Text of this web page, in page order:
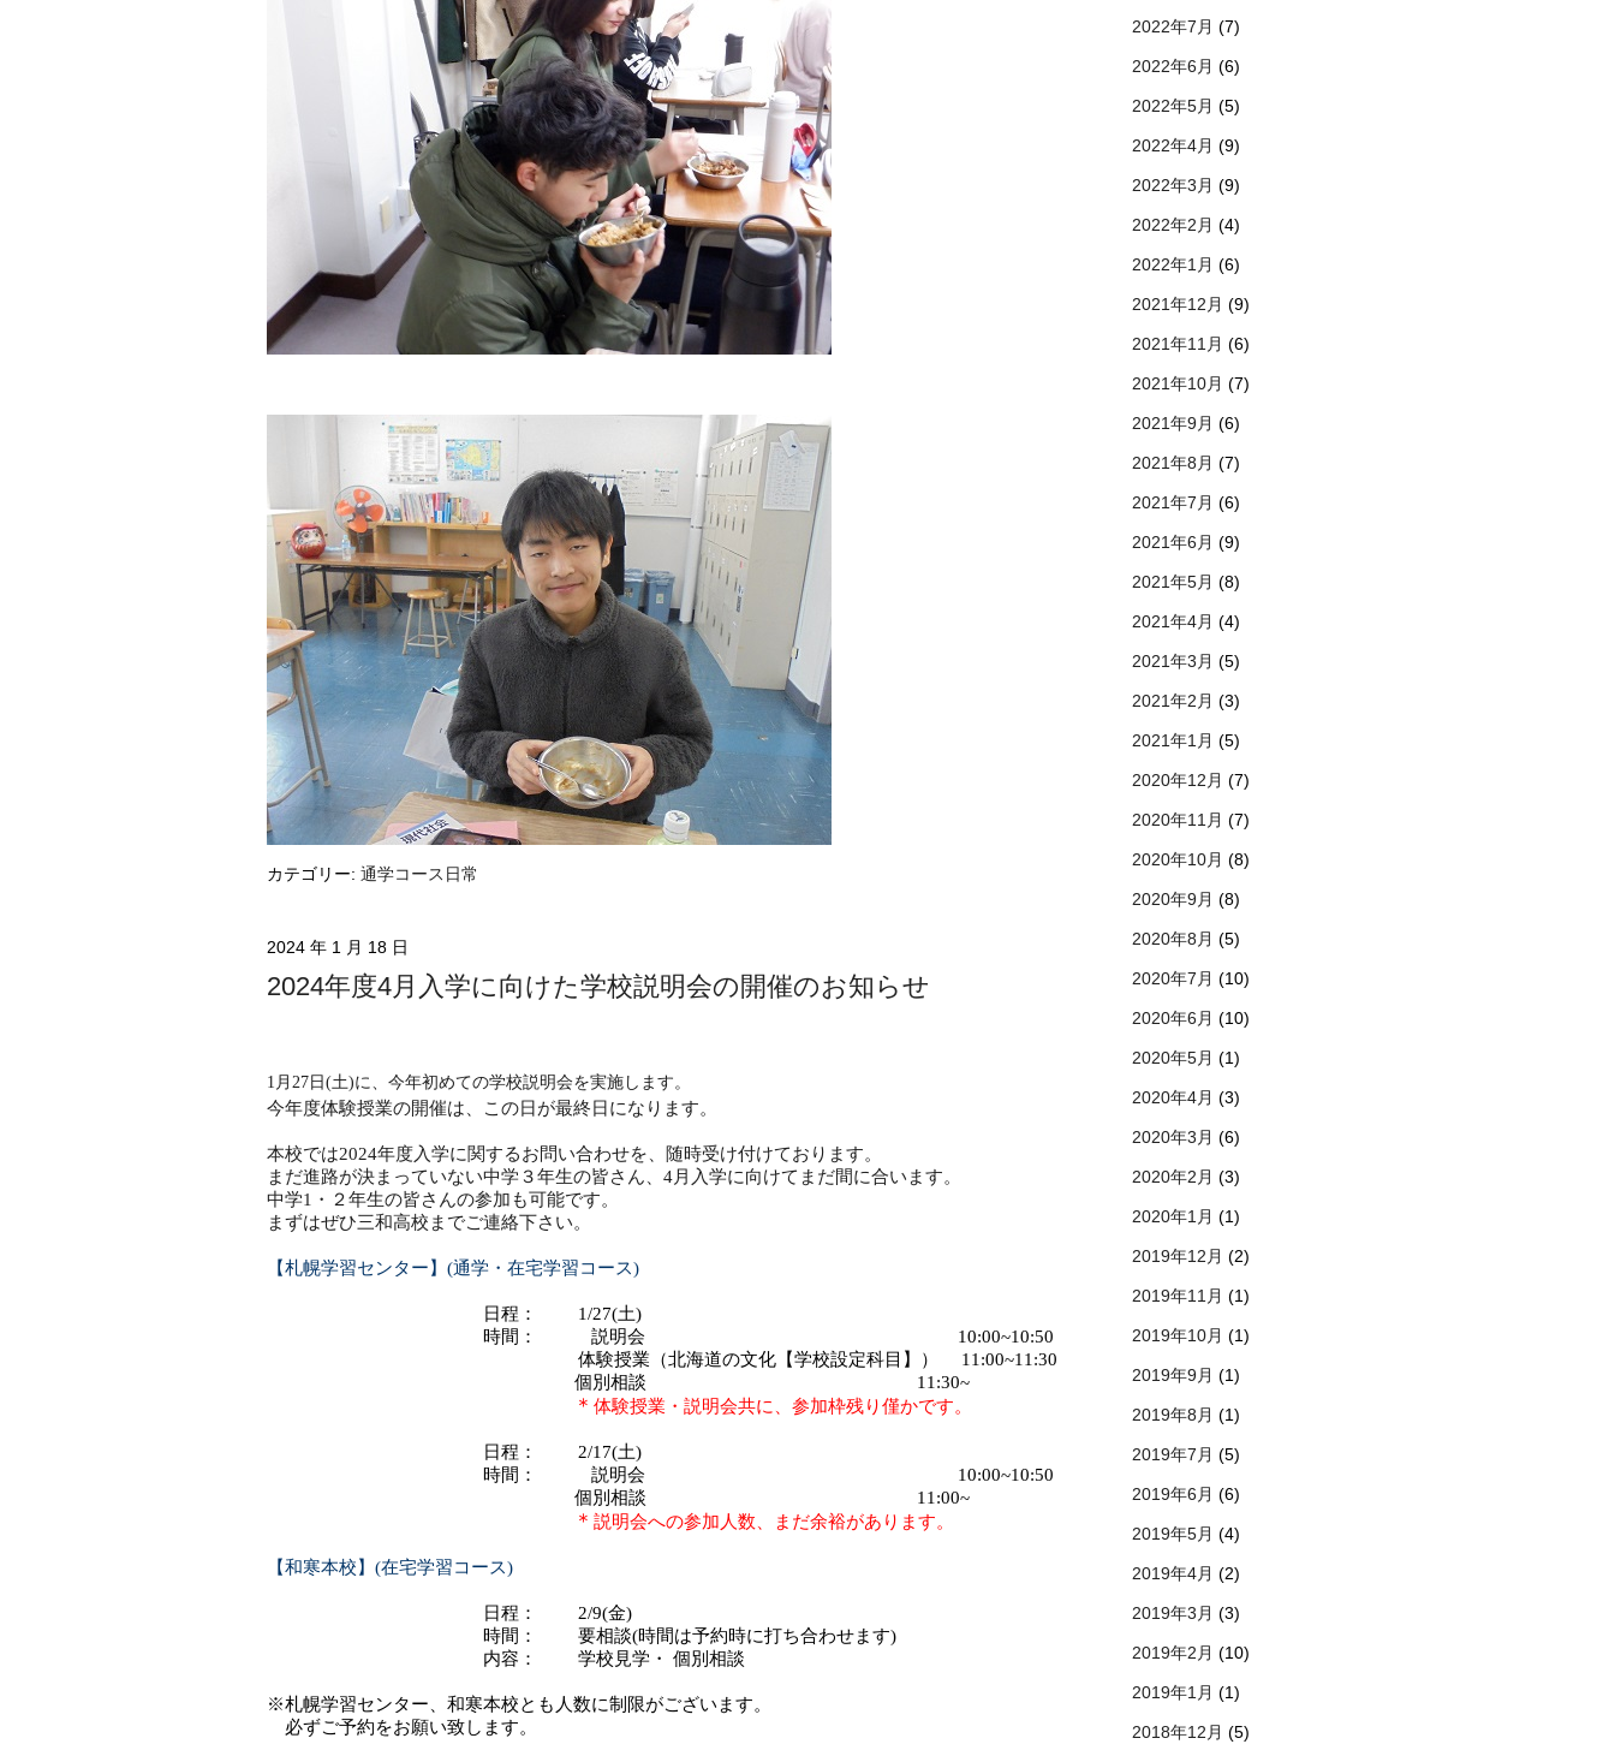
カテゴリー: 通学コース日常
2024 年 1 月 18 日
2024年度4月入学に向けた学校説明会の開催のお知らせ
1月27日(土)に、今年初めての学校説明会を実施します。
今年度体験授業の開催は、この日が最終日になります。
本校では2024年度入学に関するお問い合わせを、随時受け付けております。
まだ進路が決まっていない中学３年生の皆さん、4月入学に向けてまだ間に合います。
中学1・２年生の皆さんの参加も可能です。
まずはぜひ三和高校までご連絡下さい。
【札幌学習センター】(通学・在宅学習コース)
日程： 1/27(土)
時間： 説明会
10:00~10:50
体験授業（北海道の文化【学校設定科目】）
11:00~11:30
個別相談
11:30~
＊ 体験授業・説明会共に、参加枠残り僅かです。
日程： 2/17(土)
時間： 説明会
10:00~10:50
個別相談
11:00~
＊ 説明会への参加人数、まだ余裕があります。
【和寒本校】(在宅学習コース)
日程： 2/9(金)
時間： 要相談(時間は予約時に打ち合わせます)
内容： 学校見学・
個別相談
※札幌学習センター、和寒本校とも人数に制限がございます。
必ずご予約をお願い致します。
2022年7月 (7)
2022年6月 (6)
2022年5月 (5)
2022年4月 (9)
2022年3月 (9)
2022年2月 (4)
2022年1月 (6)
2021年12月 (9)
2021年11月 (6)
2021年10月 (7)
2021年9月 (6)
2021年8月 (7)
2021年7月 (6)
2021年6月 (9)
2021年5月 (8)
2021年4月 (4)
2021年3月 (5)
2021年2月 (3)
2021年1月 (5)
2020年12月 (7)
2020年11月 (7)
2020年10月 (8)
2020年9月 (8)
2020年8月 (5)
2020年7月 (10)
2020年6月 (10)
2020年5月 (1)
2020年4月 (3)
2020年3月 (6)
2020年2月 (3)
2020年1月 (1)
2019年12月 (2)
2019年11月 (1)
2019年10月 (1)
2019年9月 (1)
2019年8月 (1)
2019年7月 (5)
2019年6月 (6)
2019年5月 (4)
2019年4月 (2)
2019年3月 (3)
2019年2月 (10)
2019年1月 (1)
2018年12月 (5)